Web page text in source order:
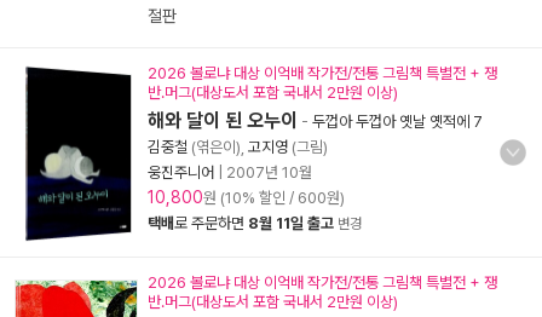
절판
2026 볼로냐 대상 이억배 작가전/전통 그림책 특별전 + 쟁
반.머그(대상도서 포함 국내서 2만원 이상)
해와 달이 된 오누이 - 두껍아 두껍아 옛날 옛적에 7
김중철 (엮은이), 고지영 (그림)
웅진주니어
2007년 10월
10,800원 (10% 할인 / 600원)
택배로 주문하면 8월 11일 출고 변경
2026 볼로냐 대상 이억배 작가전/전통 그림책 특별전 + 쟁
반.머그(대상도서 포함 국내서 2만원 이상)